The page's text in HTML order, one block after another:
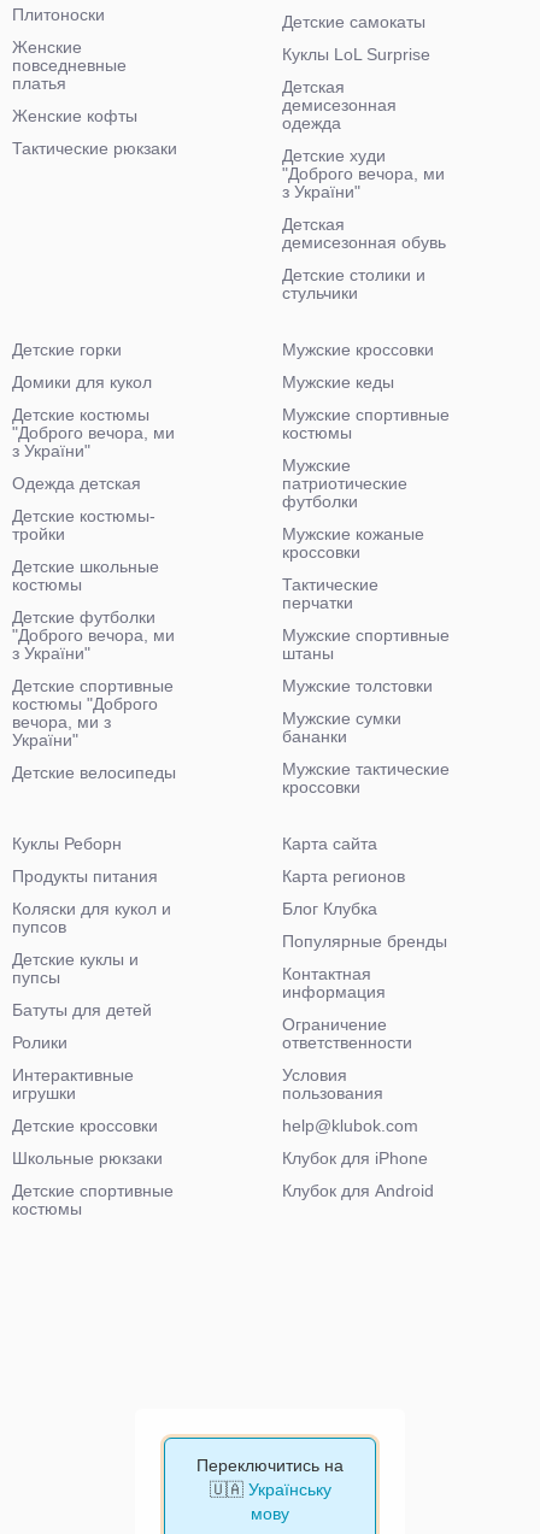
Плитоноски
Женские
повседневные
платья
Женские кофты
Тактические рюкзаки
Детские самокаты
Куклы LoL Surprise
Детская
демисезонная
одежда
Детские худи
"Доброго вечора, ми
з України"
Детская
демисезонная обувь
Детские столики и
стульчики
Детские горки
Домики для кукол
Детские костюмы
"Доброго вечора, ми
з України"
Одежда детская
Детские костюмы-
тройки
Детские школьные
костюмы
Детские футболки
"Доброго вечора, ми
з України"
Детские спортивные
костюмы "Доброго
вечора, ми з
України"
Детские велосипеды
Мужские кроссовки
Мужские кеды
Мужские спортивные
костюмы
Мужские
патриотические
футболки
Мужские кожаные
кроссовки
Тактические
перчатки
Мужские спортивные
штаны
Мужские толстовки
Мужские сумки
бананки
Мужские тактические
кроссовки
Куклы Реборн
Продукты питания
Коляски для кукол и
пупсов
Детские куклы и
пупсы
Батуты для детей
Ролики
Интерактивные
игрушки
Детские кроссовки
Школьные рюкзаки
Детские спортивные
костюмы
Карта сайта
Карта регионов
Блог Клубка
Популярные бренды
Контактная
информация
Ограничение
ответственности
Условия
пользования
help@klubok.com
Клубок для iPhone
Клубок для Android
Переключитись на
🇺🇦 Українську
мову